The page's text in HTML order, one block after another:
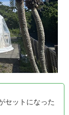
セットになった